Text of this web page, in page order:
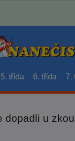
5. třída 6. třída 7.
dopadli u